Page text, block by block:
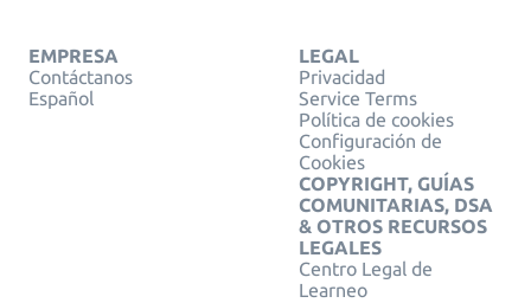
EMPRESA
Contáctanos
Español
LEGAL
Privacidad
Service Terms
Política de cookies
Configuración de
Cookies
COPYRIGHT, GUÍAS
COMUNITARIAS, DSA
& OTROS RECURSOS
LEGALES
Centro Legal de
Learneo